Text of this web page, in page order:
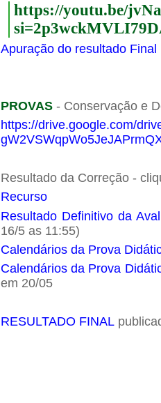
https://youtu.be/
Apuração do resultado Final
PROVAS- Conservação e
https://drive.google.com/
Resultado da Correção -
Recurso
Resultado Definitivo da
16/5 as 11:55)
Calendários da Prova
Calendários da Prova
em 20/05
RESULTADO FINAL